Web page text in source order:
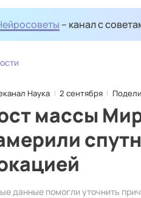
– канал с
Наука 2 сентября
массы
данные помогли уточнить